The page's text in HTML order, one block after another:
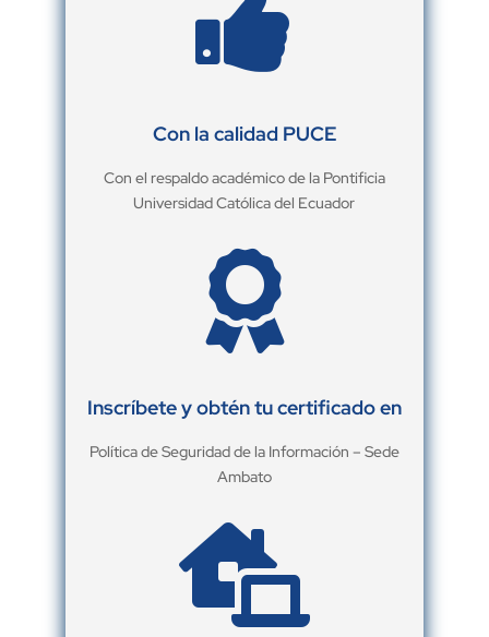

Con la calidad PUCE
Con el respaldo académico de la Pontificia
Universidad Católica del Ecuador

Inscríbete y obtén tu certificado en
Política de Seguridad de la Información – Sede
Ambato
